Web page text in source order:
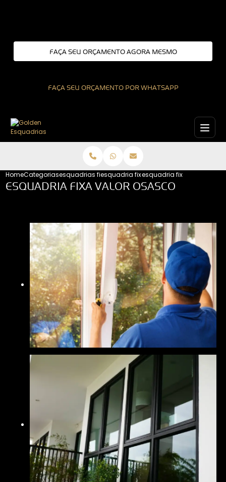
FAÇA SEU ORÇAMENTO AGORA MESMO
FAÇA SEU ORÇAMENTO POR WHATSAPP
HomeCategoriasesquadrias fixasesquadria fixa interior de sao paulo
esquadria fixa valor
ESQUADRIA FIXA VALOR OSASCO